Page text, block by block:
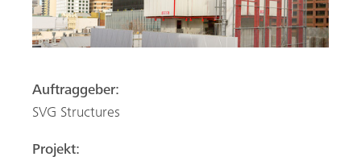
Auftraggeber:
SVG Structures
Projekt: